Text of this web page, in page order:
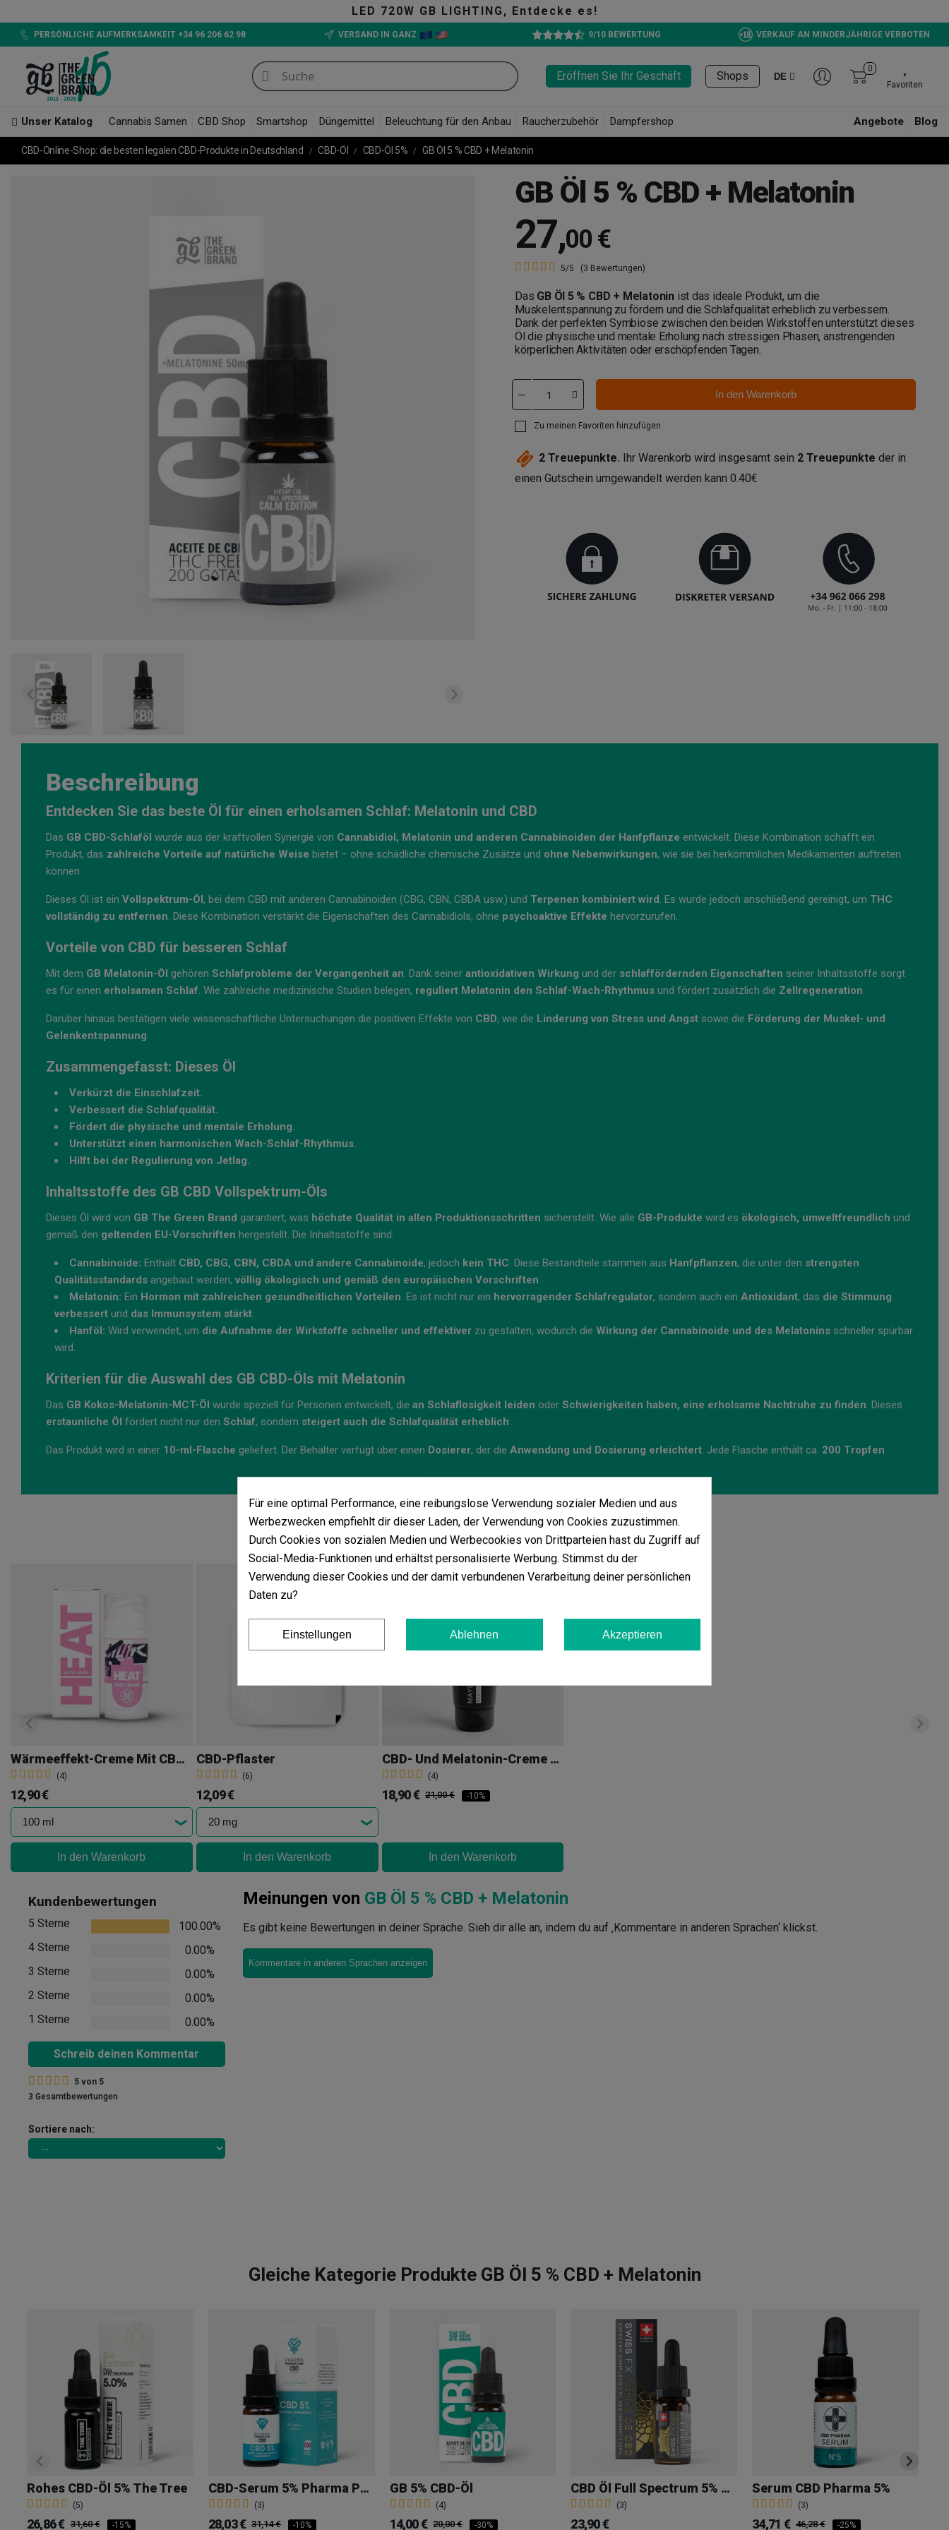
LED 720W GB LIGHTING, Entdecke es!
PERSÖNLICHE AUFMERKSAMKEIT +34 96 206 62 98 VERSAND IN GANZ 9/10 BEWERTUNG VERKAUF AN MINDERJÄHRIGE VERBOTEN
Eröffnen Sie Ihr Geschäft Shops DE
0
Favoriten
Unser Katalog Cannabis Samen CBD Shop Smartshop Düngemittel Beleuchtung für den Anbau Raucherzubehör Dampfershop Angebote Blog
CBD-Online-Shop: die besten legalen CBD-Produkte in Deutschland CBD-Öl CBD-Öl 5% GB Öl 5 % CBD + Melatonin
GB Öl 5 % CBD + Melatonin
27,00 €
5/5 (3 Bewertungen)
Das GB Öl 5 % CBD + Melatoninist das ideale Produkt, um die
Muskelentspannung zu fördern und die Schlafqualität erheblich zu verbessern.
Dank der perfekten Symbiose zwischen den beiden Wirkstoffen unterstützt dieses
Öl die physische und mentale Erholung nach stressigen Phasen, anstrengenden
körperlichen Aktivitäten oder erschöpfenden Tagen.
In den Warenkorb
Zu meinen Favoriten hinzufügen
2 Treuepunkte. Ihr Warenkorb wird insgesamt sein 2 Treuepunkte der in
einen Gutschein umgewandelt werden kann 0.40€
Beschreibung
Entdecken Sie das beste Öl für einen erholsamen Schlaf: Melatonin und CBD
Das GB CBD-Schlaföl wurde aus der kraftvollen Synergie von Cannabidiol, Melatonin und anderen Cannabinoiden der Hanfpflanze entwickelt. Diese Kombination schafft ein
Produkt, das zahlreiche Vorteile auf natürliche Weise bietet – ohne schädliche chemische Zusätze und ohne Nebenwirkungen, wie sie bei herkömmlichen Medikamenten auftreten
können.
Dieses Öl ist ein Vollspektrum-Öl, bei dem CBD mit anderen Cannabinoiden (CBG, CBN, CBDA usw.) und Terpenen kombiniert wird. Es wurde jedoch anschließend gereinigt, um THC
vollständig zu entfernen. Diese Kombination verstärkt die Eigenschaften des Cannabidiols, ohne psychoaktive Effekte hervorzurufen.
Vorteile von CBD für besseren Schlaf
Mit dem GB Melatonin-Öl gehören Schlafprobleme der Vergangenheit an. Dank seiner antioxidativen Wirkung und der schlaffördernden Eigenschaften seiner Inhaltsstoffe sorgt
es für einen erholsamen Schlaf. Wie zahlreiche medizinische Studien belegen, reguliert Melatonin den Schlaf-Wach-Rhythmus und fördert zusätzlich die Zellregeneration.
Darüber hinaus bestätigen viele wissenschaftliche Untersuchungen die positiven Effekte von CBD, wie die Linderung von Stress und Angst sowie die Förderung der Muskel- und
Gelenkentspannung.
Zusammengefasst: Dieses Öl
Verkürzt die Einschlafzeit.
Verbessert die Schlafqualität.
Fördert die physische und mentale Erholung.
Unterstützt einen harmonischen Wach-Schlaf-Rhythmus.
Hilft bei der Regulierung von Jetlag.
Inhaltsstoffe des GB CBD Vollspektrum-Öls
Dieses Öl wird von GB The Green Brand garantiert, was höchste Qualität in allen Produktionsschritten sicherstellt. Wie alle GB-Produkte wird es ökologisch, umweltfreundlich und
gemäß den geltenden EU-Vorschriften hergestellt. Die Inhaltsstoffe sind:
Cannabinoide: Enthält CBD, CBG, CBN, CBDA und andere Cannabinoide, jedoch kein THC. Diese Bestandteile stammen aus Hanfpflanzen, die unter den strengsten
Qualitätsstandards angebaut werden, völlig ökologisch und gemäß den europäischen Vorschriften.
Melatonin: Ein Hormon mit zahlreichen gesundheitlichen Vorteilen. Es ist nicht nur ein hervorragender Schlafregulator, sondern auch ein Antioxidant, das die Stimmung
verbessert und das Immunsystem stärkt.
Hanföl: Wird verwendet, um die Aufnahme der Wirkstoffe schneller und effektiver zu gestalten, wodurch die Wirkung der Cannabinoide und des Melatonins schneller spürbar
wird.
Kriterien für die Auswahl des GB CBD-Öls mit Melatonin
Das GB Kokos-Melatonin-MCT-Öl wurde speziell für Personen entwickelt, die an Schlaflosigkeit leiden oder Schwierigkeiten haben, eine erholsame Nachtruhe zu finden. Dieses
erstaunliche Öl fördert nicht nur den Schlaf, sondern steigert auch die Schlafqualität erheblich.
Das Produkt wird in einer 10-ml-Flasche geliefert. Der Behälter verfügt über einen Dosierer, der die Anwendung und Dosierung erleichtert. Jede Flasche enthält ca. 200 Tropfen.
Vielleicht gefällt Ihnen auch
Wärmeeffekt-Creme Mit CBD GB HEAT
(4)
12,90 €
In den Warenkorb
CBD-Pflaster
(6)
12,09 €
In den Warenkorb
CBD- Und Melatonin-Creme Mit Chili Und Menthol 'Mayday'
(4)
18,90 € 21,00 € -10%
In den Warenkorb
Kundenbewertungen
5 Sterne
100.00%
4 Sterne
0.00%
3 Sterne
0.00%
2 Sterne
0.00%
1 Sterne
0.00%
Schreib deinen Kommentar
5 von 5
3 Gesamtbewertungen
Sortiere nach:
Meinungen von GB Öl 5 % CBD + Melatonin
Es gibt keine Bewertungen in deiner Sprache. Sieh dir alle an, indem du auf ‚Kommentare in anderen Sprachen‘ klickst.
Kommentare in anderen Sprachen anzeigen
Gleiche Kategorie Produkte GB Öl 5 % CBD + Melatonin
Rohes CBD-Öl 5% The Tree
(5)
26,86 € 31,60 € -15%
CBD-Serum 5% Pharma Premium Care
(3)
28,03 € 31,14 € -10%
GB 5% CBD-Öl
(4)
14,00 € 20,00 € -30%
CBD Öl Full Spectrum 5% Swiss FX
(3)
23,90 €
Serum CBD Pharma 5%
(3)
34,71 € 46,28 € -25%
Für eine optimal Performance, eine reibungslose Verwendung sozialer Medien und aus
Werbezwecken empfiehlt dir dieser Laden, der Verwendung von Cookies zuzustimmen.
Durch Cookies von sozialen Medien und Werbecookies von Drittparteien hast du Zugriff auf
Social-Media-Funktionen und erhältst personalisierte Werbung. Stimmst du der
Verwendung dieser Cookies und der damit verbundenen Verarbeitung deiner persönlichen
Daten zu?
Einstellungen Ablehnen Akzeptieren